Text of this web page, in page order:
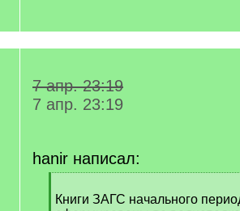
7 апр. 23:19
7 апр. 23:19
hanir написал:
q
Книги ЗАГС начального